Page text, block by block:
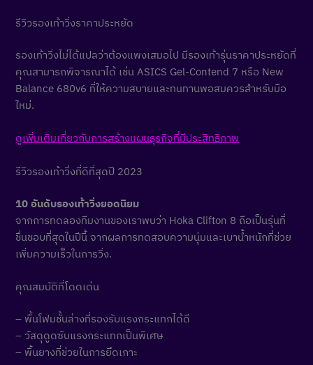
รีวิวรองเท้าวิ่งราคาประหยัด
รองเท้าวิ่งไม่ได้แปลว่าต้องแพงเสมอไป มีรองเท้ารุ่นราคาประหยัดที่
คุณสามารถพิจารณาได้ เช่น ASICS Gel-Contend 7 หรือ New
Balance 680v6 ที่ให้ความสบายและทนทานพอสมควรสำหรับมือ
ใหม่.
ดูเพิ่มเติมเกี่ยวกับการสร้างแผนธุรกิจที่มีประสิทธิภาพ
รีวิวรองเท้าวิ่งที่ดีที่สุดปี 2023
10 อันดับรองเท้าวิ่งยอดนิยม
จากการทดลองทีมงานของเราพบว่า Hoka Clifton 8 ถือเป็นรุ่นที่
ชื่นชอบที่สุดในปีนี้ จากผลการทดสอบความนุ่มและเบาน้ำหนักที่ช่วย
เพิ่มความเร็วในการวิ่ง.
คุณสมบัติที่โดดเด่น
– พื้นโฟมชั้นล่างที่รองรับแรงกระแทกได้ดี
– วัสดุดูดซับแรงกระแทกเป็นพิเศษ
– พื้นยางที่ช่วยในการยึดเกาะ